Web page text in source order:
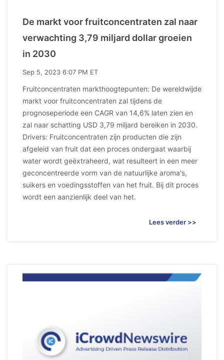
De markt voor fruitconcentraten zal naar
verwachting 3,79 miljard dollar groeien
in 2030
Sep 5, 2023 6:07 PM ET
Fruitconcentraten markthoogtepunten: De wereldwijde
markt voor fruitconcentraten zal tijdens de
prognoseperiode een CAGR van 14,6% laten zien en
zal naar schatting USD 3,79 miljard bereiken in 2030.
Drivers: Fruitconcentraten zijn producten die zijn
afgeleid van fruit dat een proces ondergaat waarbij
water wordt geëxtraheerd, wat resulteert in een meer
geconcentreerde vorm van de natuurlijke aroma's,
suikers en voedingsstoffen van het fruit. Bij dit proces
wordt een aanzienlijk deel van het.
Lees verder >>